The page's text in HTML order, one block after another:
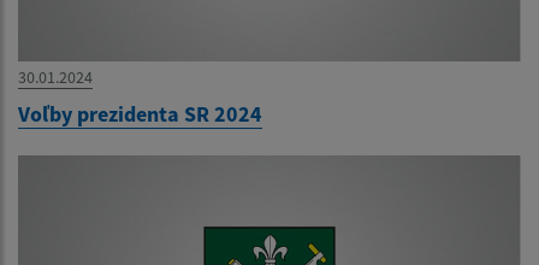
30.01.2024
Voľby prezidenta SR 2024